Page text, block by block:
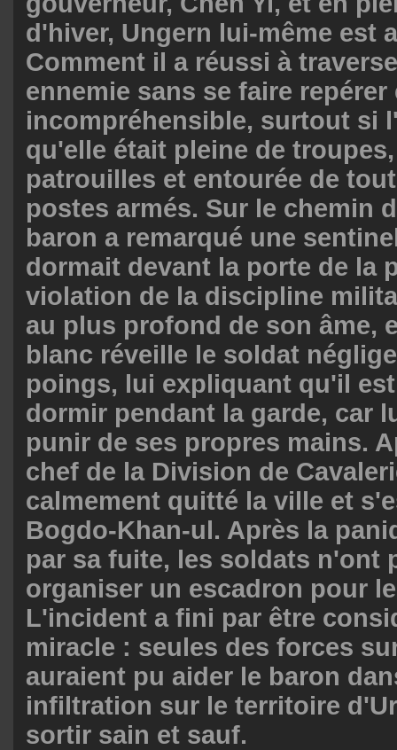
d'hiver, Ungern lui-même est
Comment il a réussi à
ennemie sans se faire repérer
incompréhensible, surtout si
qu'elle était pleine de
patrouilles et entourée de
postes armés. Sur le chemin
baron a remarqué une
dormait devant la porte de la
violation de la discipline
au plus profond de son âme,
blanc réveille le soldat
poings, lui expliquant qu'il
dormir pendant la garde, car
punir de ses propres mains.
chef de la Division de
calmement quitté la ville et
Bogdo-Khan-ul. Après la
par sa fuite, les soldats n'ont
organiser un escadron pour
L'incident a fini par être
miracle : seules des forces
auraient pu aider le baron
infiltration sur le territoire
sortir sain et sauf.